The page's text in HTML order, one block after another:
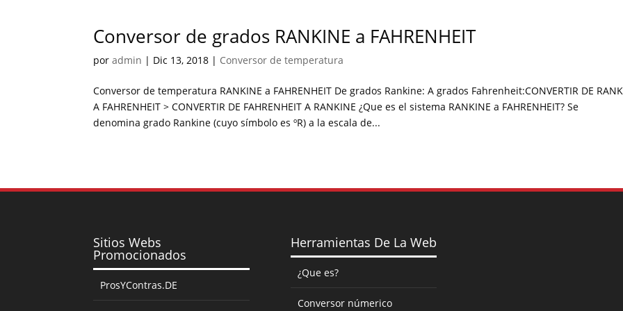
Conversor de grados RANKINE a FAHRENHEIT
poradmin | Dic 13, 2018 | Conversor de temperatura
Conversor de temperatura RANKINE a FAHRENHEIT De grados Rankine: A grados Fahrenheit:CONVERTIR DE
A FAHRENHEIT > CONVERTIR DE FAHRENHEIT A RANKINE ¿Que es el sistema RANKINE a FAHRENHEIT? Se
denomina grado Rankine (cuyo símbolo es ºR) a la escala de...
Sitios Webs
Promocionados
ProsYContras.DE
Herramientas De La Web
¿Que es?
Conversor númerico